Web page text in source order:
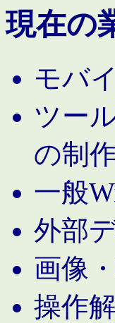
現在の
モバ
ツー
の制
一般
外部
画像
操作